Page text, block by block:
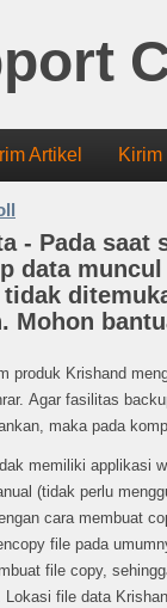
Artikel
- Pada saat
data
tidak
Mohon
produk Krishand
Agar fasilitas
maka pada
memiliki applikasi
(tidak perlu
cara membuat
file pada
file copy,
file data